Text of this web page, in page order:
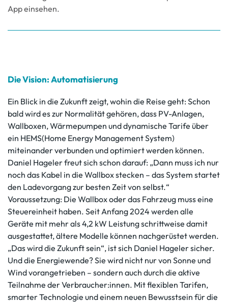
App einsehen.
Die Vision: Automatisierung
Ein Blick in die Zukunft zeigt, wohin die Reise geht: Schon
bald wird es zur Normalität gehören, dass PV-Anlagen,
Wallboxen, Wärmepumpen und dynamische Tarife über
ein HEMS(Home Energy Management System)
miteinander verbunden und optimiert werden können.
Daniel Hageler freut sich schon darauf: „Dann muss ich nur
noch das Kabel in die Wallbox stecken – das System startet
den Ladevorgang zur besten Zeit von selbst.“
Voraussetzung: Die Wallbox oder das Fahrzeug muss eine
Steuereinheit haben. Seit Anfang 2024 werden alle
Geräte mit mehr als 4,2 kW Leistung schrittweise damit
ausgestattet, ältere Modelle können nachgerüstet werden.
„Das wird die Zukunft sein“, ist sich Daniel Hageler sicher.
Und die Energiewende? Sie wird nicht nur von Sonne und
Wind vorangetrieben – sondern auch durch die aktive
Teilnahme der Verbraucher:innen. Mit flexiblen Tarifen,
smarter Technologie und einem neuen Bewusstsein für die